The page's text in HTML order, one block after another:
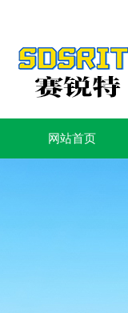
网站首页